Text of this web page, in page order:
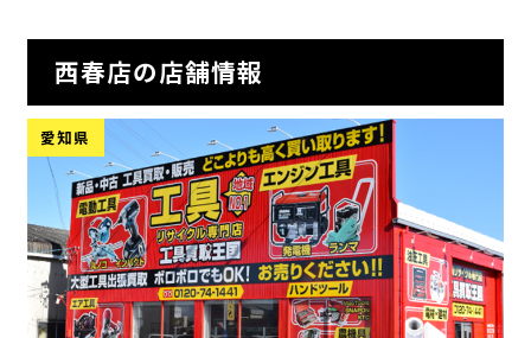
西春店の店舗情報
愛知県